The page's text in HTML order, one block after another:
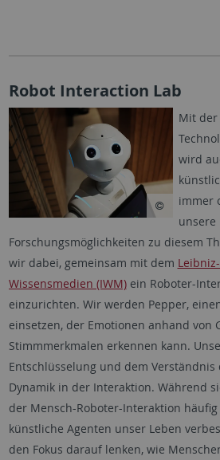
Robot Interaction Lab
Mit
wird
immer
unsere
Forschungsmöglichkeiten zu diesem
wir dabei, gemeinsam mit dem
Wissensmedien (IWM)ein Roboter-
einzurichten. Wir werden Pepper,
einsetzen, der Emotionen anhand von
Stimmmerkmalen erkennen kann.
Entschlüsselung und dem Verständnis
Dynamik in der Interaktion. Während
der Mensch-Roboter-Interaktion
künstliche Agenten unser Leben
den Fokus darauf lenken, wie